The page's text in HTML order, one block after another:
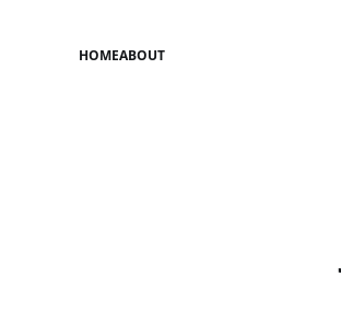
HOMEABOUT